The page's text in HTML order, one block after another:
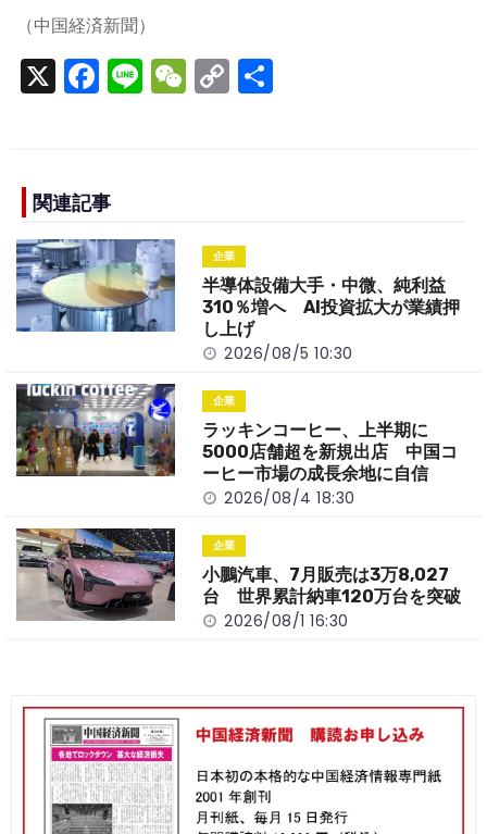
（中国経済新聞）
X F
a
e
b
o
o
k
Li
n
W
e
C
o
n
k
関連記事
企業
半導体設備大手・中微、純利益
310％増へ AI投資拡大が業績押
し上げ
2026/08/5 10:30
企業
ラッキンコーヒー、上半期に
5000店舗超を新規出店 中国コ
ーヒー市場の成長余地に自信
2026/08/4 18:30
企業
小鵬汽車、7月販売は3万8,027
台 世界累計納車120万台を突破
2026/08/1 16:30